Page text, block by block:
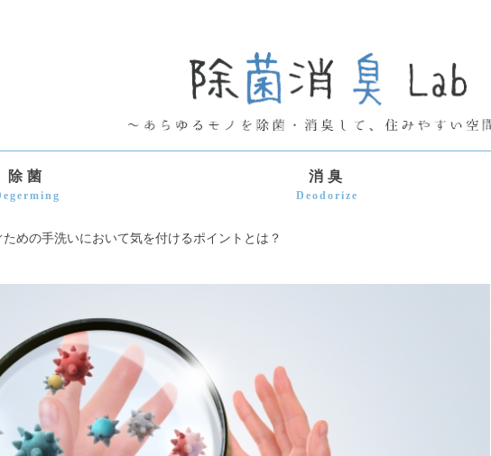
除菌 消臭
Deodorize
めの手洗いにおいて気を付けるポイントとは？